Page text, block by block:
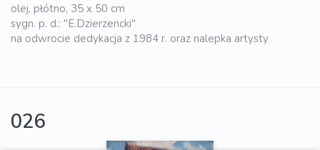
olej, płótno, 35 x 50 cm
sygn. p. d.: "E.Dzierzencki"
na odwrocie dedykacja z 1984 r. oraz nalepka artysty
026